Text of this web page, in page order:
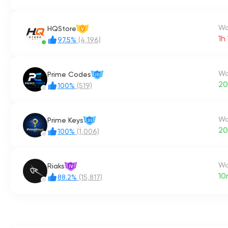
HQStore V
97.5% (4,196) 1h
Prime Codes III
100% (519)
Prime Keys III
100% (1,006)
Riaks IV
88.2% (15,817)